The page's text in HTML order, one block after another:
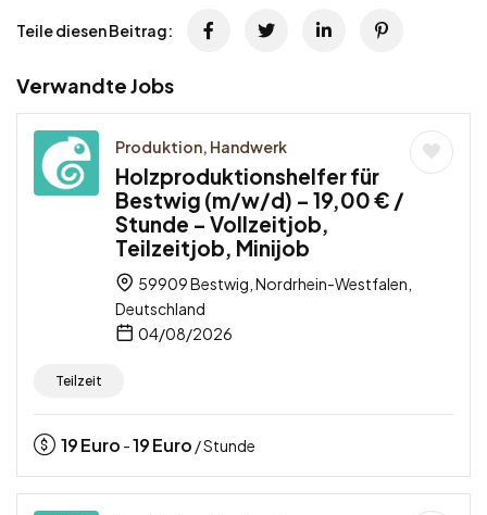
Teile diesen Beitrag:
Verwandte Jobs
Produktion, Handwerk
Holzproduktionshelfer für
Bestwig (m/w/d) – 19,00 € /
Stunde – Vollzeitjob,
Teilzeitjob, Minijob
59909 Bestwig, Nordrhein-Westfalen,
Deutschland
04/08/2026
Teilzeit
19Euro -19Euro / Stunde